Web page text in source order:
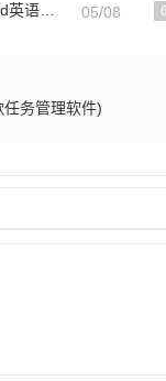
软件) 05/08 6
务管理软件)